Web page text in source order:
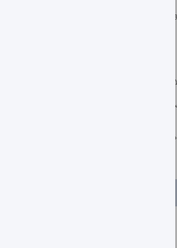
است.
در نقطه کاهش، شاهد افت قابل توجهی
گذاران باید با نگاه تکنیکال و تمرکز بر
مصنوعی تولید شده و سپس توسط تیم